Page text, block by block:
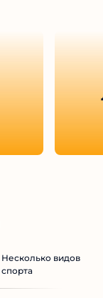
Несколько видов
спорта